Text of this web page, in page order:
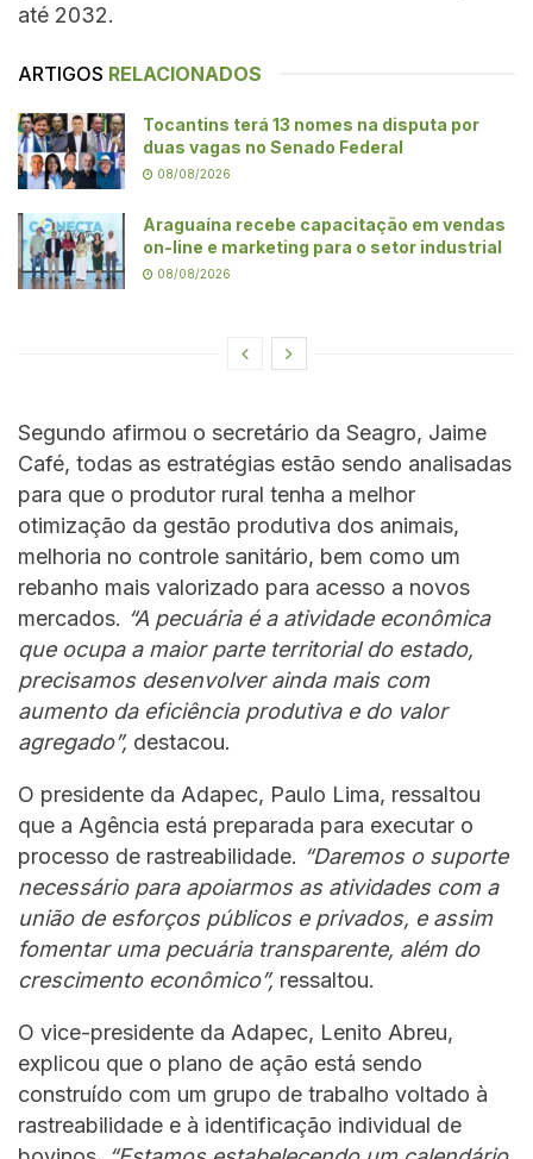
até 2032.
ARTIGOS RELACIONADOS
Tocantins terá 13 nomes na disputa por
duas vagas no Senado Federal
08/08/2026
Araguaína recebe capacitação em vendas
on-line e marketing para o setor industrial
08/08/2026
Segundo afirmou o secretário da Seagro, Jaime
Café, todas as estratégias estão sendo analisadas
para que o produtor rural tenha a melhor
otimização da gestão produtiva dos animais,
melhoria no controle sanitário, bem como um
rebanho mais valorizado para acesso a novos
mercados. “A pecuária é a atividade econômica
que ocupa a maior parte territorial do estado,
precisamos desenvolver ainda mais com
aumento da eficiência produtiva e do valor
agregado”, destacou.
O presidente da Adapec, Paulo Lima, ressaltou
que a Agência está preparada para executar o
processo de rastreabilidade. “Daremos o suporte
necessário para apoiarmos as atividades com a
união de esforços públicos e privados, e assim
fomentar uma pecuária transparente, além do
crescimento econômico”, ressaltou.
O vice-presidente da Adapec, Lenito Abreu,
explicou que o plano de ação está sendo
construído com um grupo de trabalho voltado à
rastreabilidade e à identificação individual de